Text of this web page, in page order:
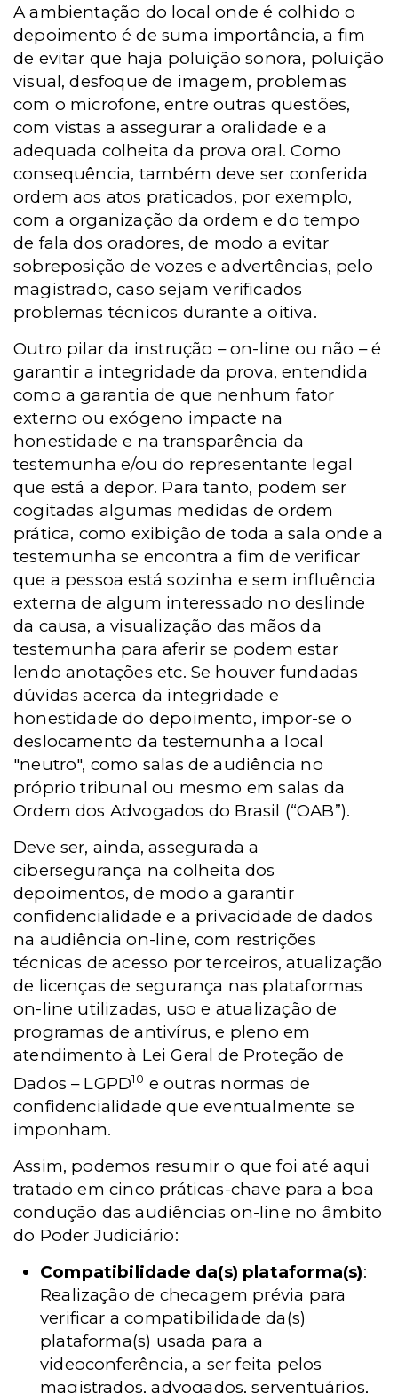
A ambientação do local onde é colhido o
depoimento é de suma importância, a fim
de evitar que haja poluição sonora, poluição
visual, desfoque de imagem, problemas
com o microfone, entre outras questões,
com vistas a assegurar a oralidade e a
adequada colheita da prova oral. Como
consequência, também deve ser conferida
ordem aos atos praticados, por exemplo,
com a organização da ordem e do tempo
de fala dos oradores, de modo a evitar
sobreposição de vozes e advertências, pelo
magistrado, caso sejam verificados
problemas técnicos durante a oitiva.
Outro pilar da instrução – on-line ou não – é
garantir a integridade da prova, entendida
como a garantia de que nenhum fator
externo ou exógeno impacte na
honestidade e na transparência da
testemunha e/ou do representante legal
que está a depor. Para tanto, podem ser
cogitadas algumas medidas de ordem
prática, como exibição de toda a sala onde a
testemunha se encontra a fim de verificar
que a pessoa está sozinha e sem influência
externa de algum interessado no deslinde
da causa, a visualização das mãos da
testemunha para aferir se podem estar
lendo anotações etc. Se houver fundadas
dúvidas acerca da integridade e
honestidade do depoimento, impor-se o
deslocamento da testemunha a local
"neutro", como salas de audiência no
próprio tribunal ou mesmo em salas da
Ordem dos Advogados do Brasil (“OAB”).
Deve ser, ainda, assegurada a
cibersegurança na colheita dos
depoimentos, de modo a garantir
confidencialidade e a privacidade de dados
na audiência on-line, com restrições
técnicas de acesso por terceiros, atualização
de licenças de segurança nas plataformas
on-line utilizadas, uso e atualização de
programas de antivírus, e pleno em
atendimento à Lei Geral de Proteção de
Dados – LGPD10 e outras normas de
confidencialidade que eventualmente se
imponham.
Assim, podemos resumir o que foi até aqui
tratado em cinco práticas-chave para a boa
condução das audiências on-line no âmbito
do Poder Judiciário:
Compatibilidade da(s) plataforma(s):
Realização de checagem prévia para
verificar a compatibilidade da(s)
plataforma(s) usada para a
videoconferência, a ser feita pelos
magistrados, advogados, serventuários,